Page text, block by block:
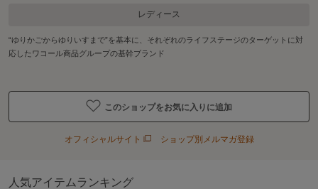
レディース
“ゆりかごからゆりいすまで”を基本に、それぞれのライフステージのターゲットに対
応したワコール商品グループの基幹ブランド
このショップをお気に入りに追加
オフィシャルサイト ショップ別メルマガ登録
人気アイテムランキング